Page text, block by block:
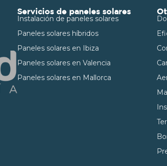
Servicios de paneles solares
Instalación de paneles solares
Paneles solares híbridos
Paneles solares en Ibiza
Paneles solares en Valencia
Paneles solares en Mallorca